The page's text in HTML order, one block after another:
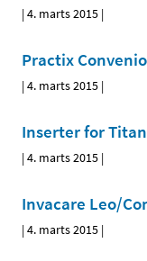
|4. marts 2015 |
Practix
|4. marts 2015 |
Inserter for
|4. marts 2015 |
Invacare Leo/
|4. marts 2015 |